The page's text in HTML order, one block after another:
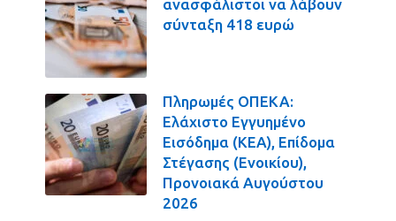
ανασφάλιστοι να λάβουν
σύνταξη 418 ευρώ
Πληρωμές ΟΠΕΚΑ:
Ελάχιστο Εγγυημένο
Εισόδημα (ΚΕΑ), Επίδομα
Στέγασης (Ενοικίου),
Προνοιακά Αυγούστου
2026